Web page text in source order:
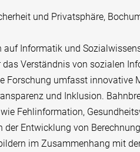
und Privatsphäre,
auf Informatik und
Verständnis von sozialen
Forschung umfasst innovative
und Inklusion.
Fehlinformation,
der Entwicklung von
im Zusammenhang mit